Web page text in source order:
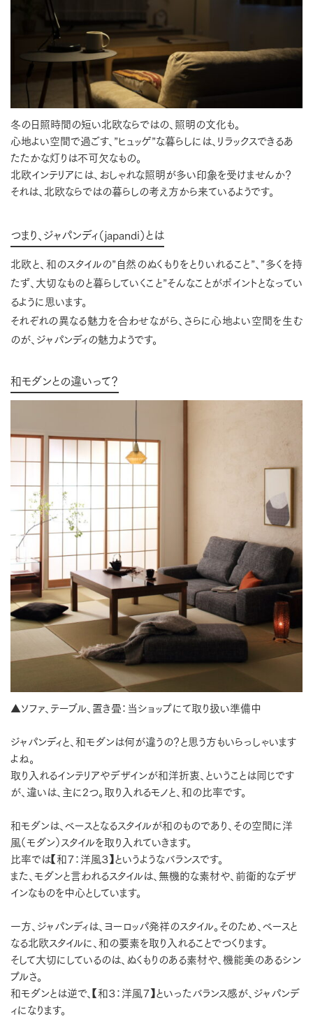
冬の日照時間の短い北欧ならではの、照明の文化も。
心地よい空間で過ごす、”ヒュッゲ”な暮らしには、リラックスできるあ
たたかな灯りは不可欠なもの。
北欧インテリアには、おしゃれな照明が多い印象を受けませんか？
それは、北欧ならではの暮らしの考え方から来ているようです。
つまり、ジャパンディ（japandi）とは
北欧と、和のスタイルの”自然のぬくもりをとりいれること”、”多くを持
たず、大切なものと暮らしていくこと”そんなことがポイントとなってい
るように思います。
それぞれの異なる魅力を合わせながら、さらに心地よい空間を生む
のが、ジャパンディの魅力ようです。
和モダンとの違いって？
▲ソファ、テーブル、置き畳：当ショップにて取り扱い準備中
ジャパンディと、和モダンは何が違うの？と思う方もいらっしゃいます
よね。
取り入れるインテリアやデザインが和洋折衷、ということは同じです
が、違いは、主に2つ。取り入れるモノと、和の比率です。
和モダンは、ベースとなるスタイルが和のものであり、その空間に洋
風（モダン）スタイルを取り入れていきます。
比率では【和７：洋風３】というようなバランスです。
また、モダンと言われるスタイルは、無機的な素材や、前衛的なデザ
インなものを中心としています。
一方、ジャパンディは、ヨーロッパ発祥のスタイル。そのため、ベースと
なる北欧スタイルに、和の要素を取り入れることでつくります。
そして大切にしているのは、ぬくもりのある素材や、機能美のあるシン
プルさ。
和モダンとは逆で、【和３：洋風７】といったバランス感が、ジャパンデ
ィになります。